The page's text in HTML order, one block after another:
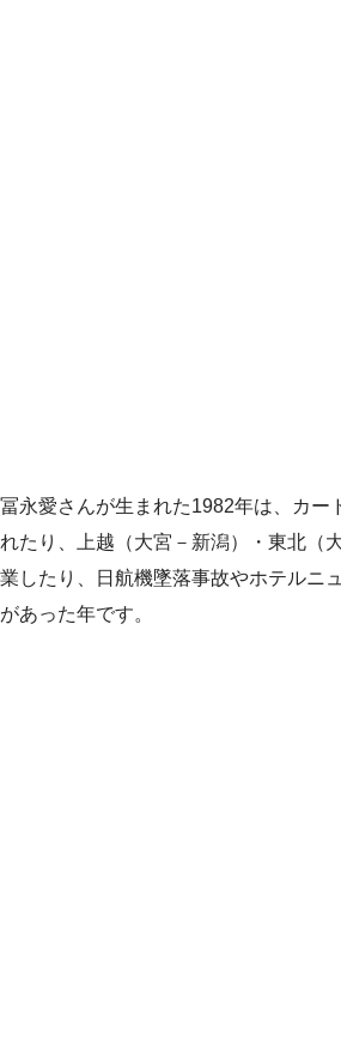
冨永愛さんが生まれた1982年は、カー
れたり、上越（大宮－新潟）・東北（
業したり、日航機墜落事故やホテルニ
があった年です。